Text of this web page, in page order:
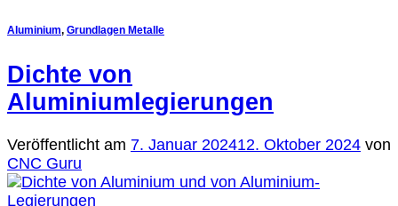
Aluminium, Grundlagen Metalle
Dichte von
Aluminiumlegierungen
Veröffentlicht am 7. Januar 202412. Oktober 2024 von
CNC Guru